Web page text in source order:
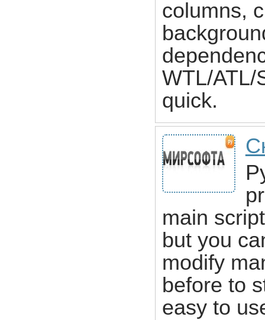
columns,
WTL/ATL/
quick.
main
but you
modify
before to
easy to